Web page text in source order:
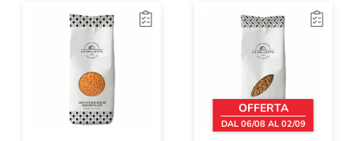
OFFERTA
DAL 06/08 AL 02/09